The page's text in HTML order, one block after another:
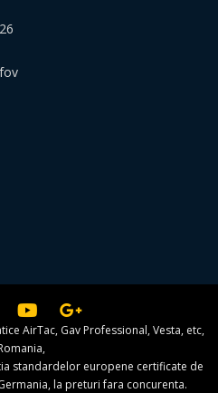
AirTac, Gav Professional, Vesta, etc,
standardelor europene certificate de
la preturi fara concurenta.